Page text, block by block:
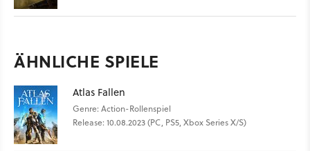
ÄHNLICHE SPIELE
Atlas Fallen
Genre: Action-Rollenspiel
Release: 10.08.2023 (PC, PS5, Xbox Series X/S)